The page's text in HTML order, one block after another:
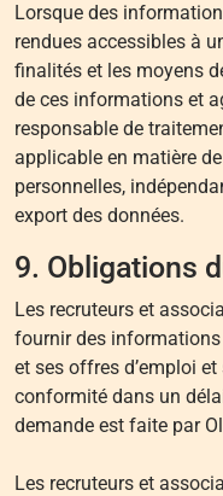
Lorsque des
rendues accessibles à
finalités et les moyens
de ces informations et
responsable de
applicable en matière
personnelles,
export des données.
9. Obligations
Les recruteurs et
fournir des
et ses offres d’emploi et
conformité dans un
demande est faite par
Les recruteurs et